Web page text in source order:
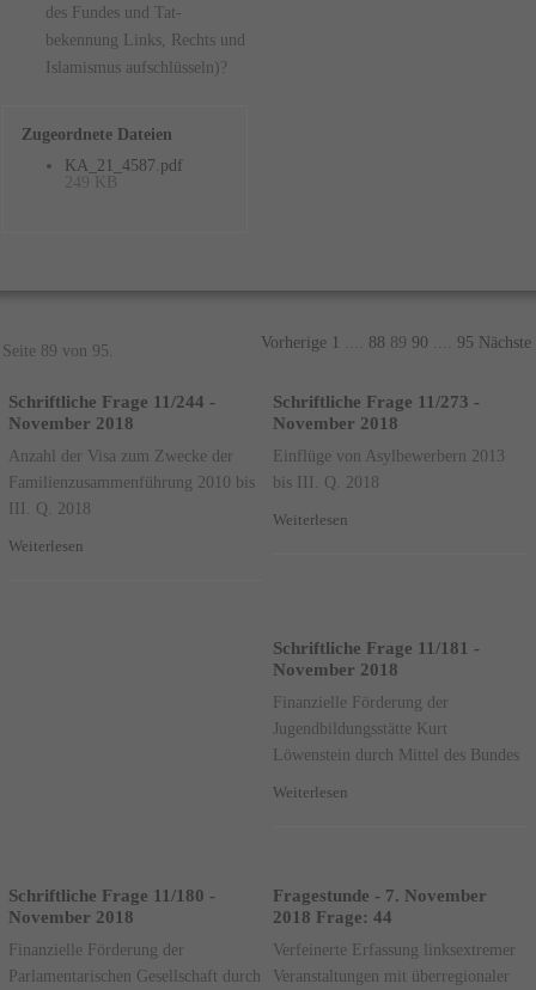
des Fundes und Tat-
bekennung Links, Rechts und
Islamismus aufschlüsseln)?
Zugeordnete Dateien
KA_21_4587.pdf
249 KB
Seite 89 von 95. Vorherige 1 88 89 90 95 Nächste
Schriftliche Frage 11/244 -
November 2018
Anzahl der Visa zum Zwecke der
Familienzusammenführung 2010 bis
III. Q. 2018
Weiterlesen
Schriftliche Frage 11/273 -
November 2018
Einflüge von Asylbewerbern 2013
bis III. Q. 2018
Weiterlesen
Schriftliche Frage 11/181 -
November 2018
Finanzielle Förderung der
Jugendbildungsstätte Kurt
Löwenstein durch Mittel des Bundes
Weiterlesen
Schriftliche Frage 11/180 -
November 2018
Finanzielle Förderung der
Parlamentarischen Gesellschaft durch
Fragestunde - 7. November
2018 Frage: 44
Verfeinerte Erfassung linksextremer
Veranstaltungen mit überregionaler